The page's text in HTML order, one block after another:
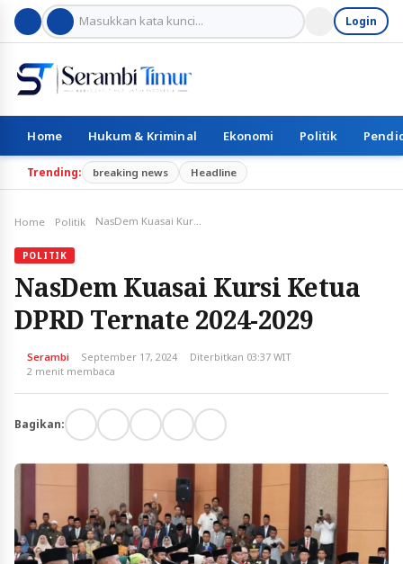
Login
Home Hukum & Kriminal Ekonomi Politik
Trending: breaking news Headline
Home Politik NasDem Kuasai Kursi Ketua DPRD Ternate 2024-2029
POLITIK
NasDem Kuasai Kursi Ketua
DPRD Ternate 2024-2029
Serambi September 17, 2024
Diterbitkan 03:37 WIT
2 menit membaca
Bagikan: